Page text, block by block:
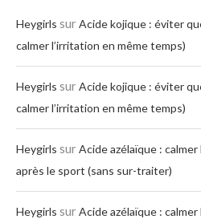
Heygirls surAcide kojique : éviter
calmer l’irritation en même temps)
Heygirls surAcide kojique : éviter
calmer l’irritation en même temps)
Heygirls surAcide azélaïque :
après le sport (sans sur-traiter)
Heygirls surAcide azélaïque :